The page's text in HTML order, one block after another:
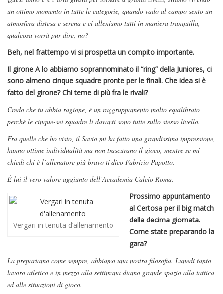
un ottimo momento in tutte le categorie, quando vado al campo sento un
atmosfera distesa e serena e ci alleniamo tutti in maniera tranquilla,
qualcosa vorrà pur dire, no?
Beh, nel frattempo vi si prospetta un compito importante.
Il girone A lo abbiamo soprannominato il “ring” della Juniores, ci
sono almeno cinque squadre pronte per le finali. Che idea si è
fatto del girone? Chi teme di più fra le rivali?
Credo che tu abbia ragione, è un raggruppamento molto equilibrato
perché le cinque-sei squadre li davanti sono tutte sullo stesso livello.
Fra quelle che ho visto, il Savio mi ha fatto una grandissima impressione,
hanno ottime individualità ma non trascurano il gioco, mentre se mi
chiedi chi è l’allenatore più bravo ti dico Fabrizio Papotto.
È lui il vero valore aggiunto dell’Accademia Calcio Roma.
Vergari in tenuta d’allenamento
Prossimo appuntamento
al Certosa per il big match
della decima giornata.
Come state preparando la
gara?
La prepariamo come sempre, abbiamo una nostra filosofia. Lunedì tanto
lavoro atletico e in mezzo alla settimana diamo grande spazio alla tattica
ed alle situazioni di gioco.